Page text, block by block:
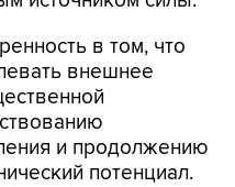
в том, что
внешнее
и продолжению
потенциал.